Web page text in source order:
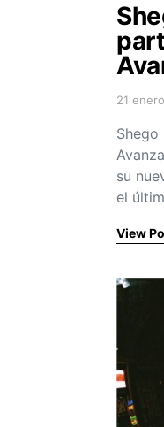
Posted
21
Shego
su
el
View